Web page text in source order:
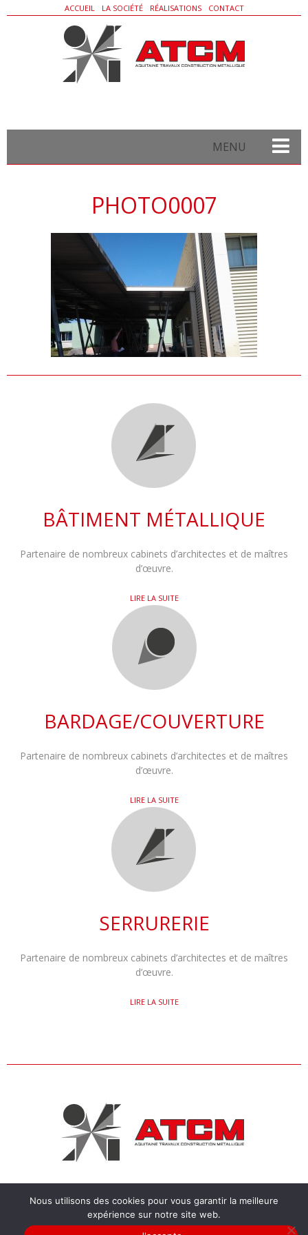
ACCUEIL LA SOCIÉTÉ RÉALISATIONS CONTACT
MENU
Charpente
Escalier/Garde-corps
PHOTO0007
BÂTIMENT MÉTALLIQUE
Partenaire de nombreux cabinets d’architectes et de maîtres
d’œuvre.
LIRE LA SUITE
BARDAGE/COUVERTURE
Partenaire de nombreux cabinets d’architectes et de maîtres
d’œuvre.
LIRE LA SUITE
SERRURERIE
Partenaire de nombreux cabinets d’architectes et de maîtres
d’œuvre.
LIRE LA SUITE
CHEMIN DE LA RAFETTE 33450 SAINT-LOUBÈS |CONTACT@AT-COM.COM
Nous utilisons des cookies pour vous garantir la meilleure
expérience sur notre site web.